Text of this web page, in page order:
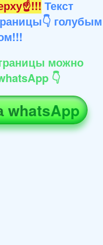
Текст
голубым
можно
👇
whatsApp